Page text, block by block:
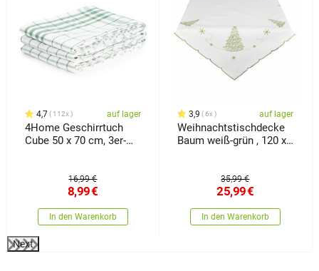
4,7 112x auf lager
4Home Geschirrtuch
Cube 50 x 70 cm, 3er-
16,99 €
8,99€
In den Warenkorb
3,9 6x auf lager
Weihnachtstischdecke
Baum weiß-grün , 120 x
35,99 €
25,99€
In den Warenkorb
Next